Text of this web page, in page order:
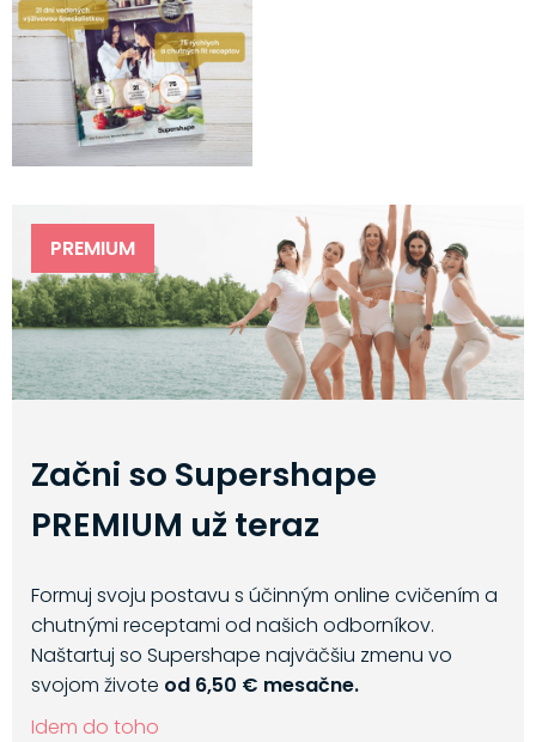
PREMIUM
Začni so Supershape
PREMIUM už teraz
Formuj svoju postavu s účinným online cvičením a
chutnými receptami od našich odborníkov.
Naštartuj so Supershape najväčšiu zmenu vo
svojom živote od 6,50 € mesačne.
Idem do toho